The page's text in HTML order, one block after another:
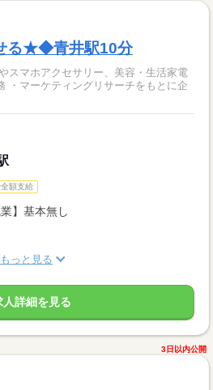
る★◆青井駅10分
スマホアクセサリー、美容・生活家電
・マーケティングリサーチをもとに企
額支給
】基本無し
もっと見る
人詳細を見る
3日以内公開